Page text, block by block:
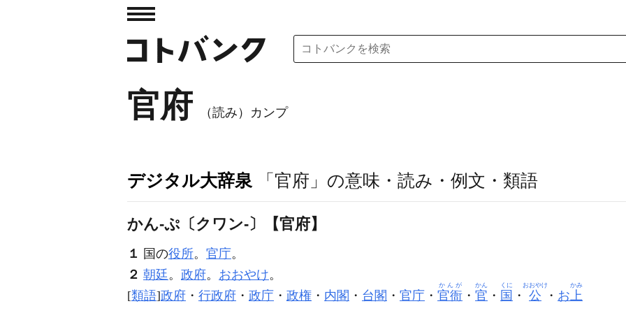
官府 （読み）カンプ
デジタル大辞泉 「官府」の意味・読み・例文・類語
かん‐ぷ〔クワン‐〕【官府】
１ 国の役所。 官庁。
２ 朝廷。 政府。 おおやけ。
[類語]政府 ・ 行政府 ・ 政庁 ・ 政権 ・ 内閣 ・ 台閣 ・ 官庁 ・ 官衙
かんが
・ 官
かん
・ 国
くに
・ 公
おおやけ
・ お上
かみ